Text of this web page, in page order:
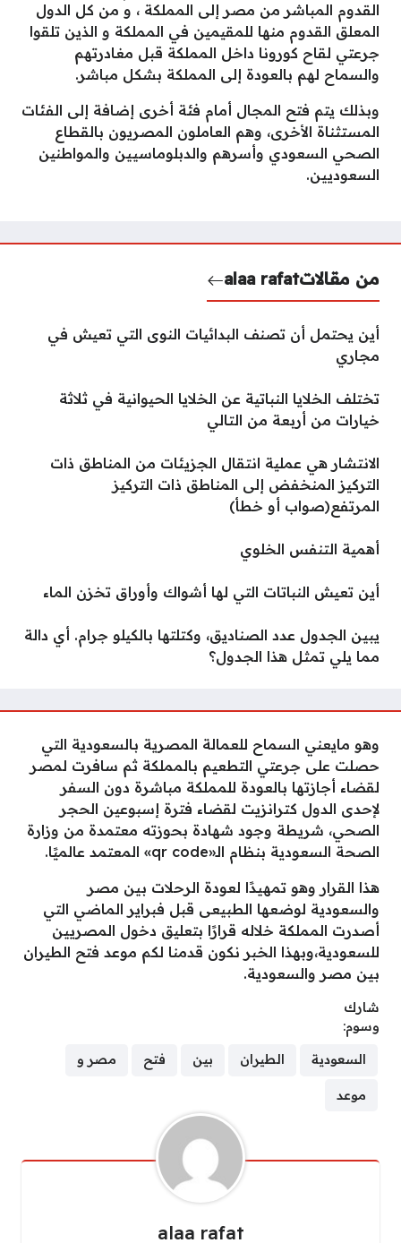
القدوم المباشر من مصر إلى المملكة ، و من كل الدول
المعلق القدوم منها للمقيمين في المملكة و الذين تلقوا
جرعتي لقاح كورونا داخل المملكة قبل مغادرتهم
والسماح لهم بالعودة إلى المملكة بشكل مباشر.
وبذلك يتم فتح المجال أمام فئة أخرى إضافة إلى الفئات
المستثناة الأخرى، وهم العاملون المصريون بالقطاع
الصحي السعودي وأسرهم والدبلوماسيين والمواطنين
السعوديين.
من مقالاتalaa rafat
أين يحتمل أن تصنف البدائيات النوى التي تعيش في
مجاري
تختلف الخلايا النباتية عن الخلايا الحيوانية في ثلاثة
خيارات من أربعة من التالي
الانتشار هي عملية انتقال الجزيئات من المناطق ذات
التركيز المنخفض إلى المناطق ذات التركيز
المرتفع(صواب أو خطأ)
أهمية التنفس الخلوي
أين تعيش النباتات التي لها أشواك وأوراق تخزن الماء
يبين الجدول عدد الصناديق، وكتلتها بالكيلو جرام. أي دالة
مما يلي تمثل هذا الجدول؟
وهو مايعني السماح للعمالة المصرية بالسعودية التي
حصلت على جرعتي التطعيم بالمملكة ثم سافرت لمصر
لقضاء أجازتها بالعودة للمملكة مباشرة دون السفر
لإحدى الدول كترانزيت لقضاء فترة إسبوعين الحجر
الصحي، شريطة وجود شهادة بحوزته معتمدة من وزارة
الصحة السعودية بنظام الـ«qr code» المعتمد عالميًا.
هذا القرار وهو تمهيدًا لعودة الرحلات بين مصر
والسعودية لوضعها الطبيعى قبل فبراير الماضي التي
أصدرت المملكة خلاله قرارًا بتعليق دخول المصريين
للسعودية،وبهذا الخبر نكون قدمنا لكم موعد فتح الطيران
بين مصر والسعودية.
شارك
وسوم:
السعودية الطيران بين فتح مصر و
موعد
alaa rafat